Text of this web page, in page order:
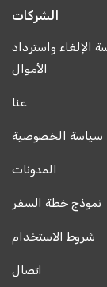
الشركات
الإلغاء واسترداد
الأموال
عنا
سياسة الخصوصية
المدونات
نموذج خطة السفر
شروط الاستخدام
اتصال